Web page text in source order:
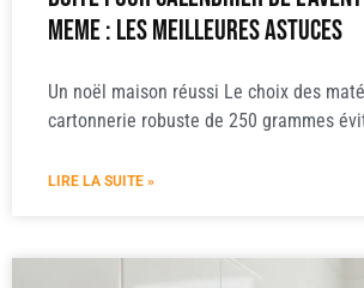
meme : les meilleures astuces
Un noël maison réussi Le choix des
cartonnerie robuste de 250 grammes
LIRE LA SUITE »